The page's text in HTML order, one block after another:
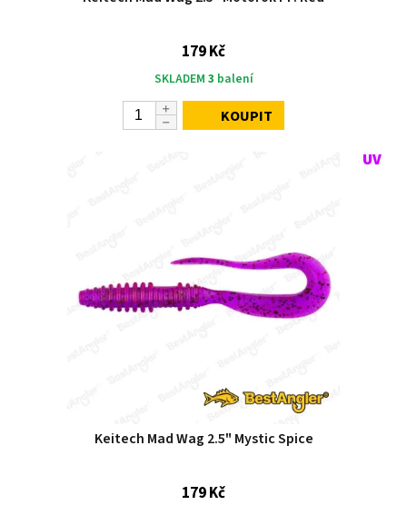
179 Kč
SKLADEM 3 balení
KOUPIT
Keitech Mad Wag 2.5" Mystic Spice
179 Kč